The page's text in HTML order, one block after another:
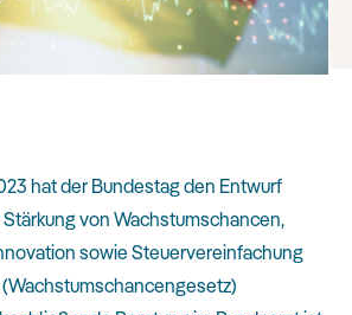
hat der Bundestag den Entwurf
von Wachstumschancen,
sowie Steuervereinfachung